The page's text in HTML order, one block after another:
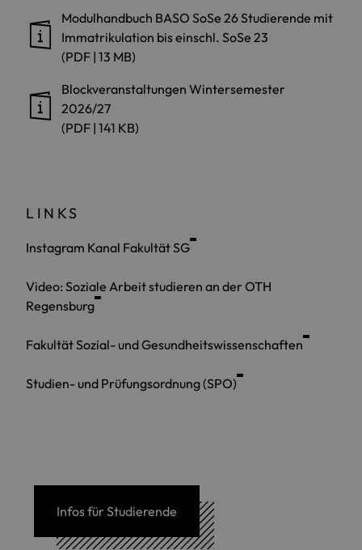
Modulhandbuch BASO SoSe 26 Studierende mit
Immatrikulation bis einschl. SoSe 23
(PDF | 13 MB)
Blockveranstaltungen Wintersemester
2026/27
(PDF | 141 KB)
LINKS
Instagram Kanal Fakultät SG
Video: Soziale Arbeit studieren an der OTH
Regensburg
Fakultät Sozial- und Gesundheitswissenschaften
Studien- und Prüfungsordnung (SPO)
Infos für Studierende